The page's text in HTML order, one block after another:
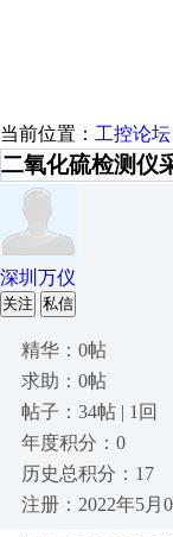
当前位置： 工控论坛
二氧化硫检测仪
深圳万仪
关注 私信
精华：0帖
求助：0帖
帖子：34帖 | 1回
年度积分：0
历史总积分：17
注册：2022年5月